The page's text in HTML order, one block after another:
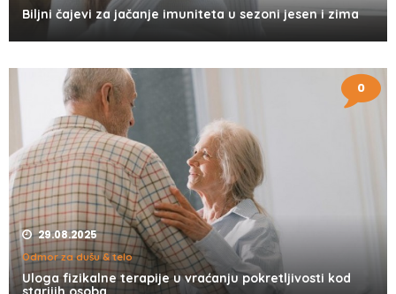
Biljni čajevi za jačanje imuniteta u sezoni jesen i zima
0
29.08.2025
Odmor za dušu & telo
Uloga fizikalne terapije u vraćanju pokretljivosti kod